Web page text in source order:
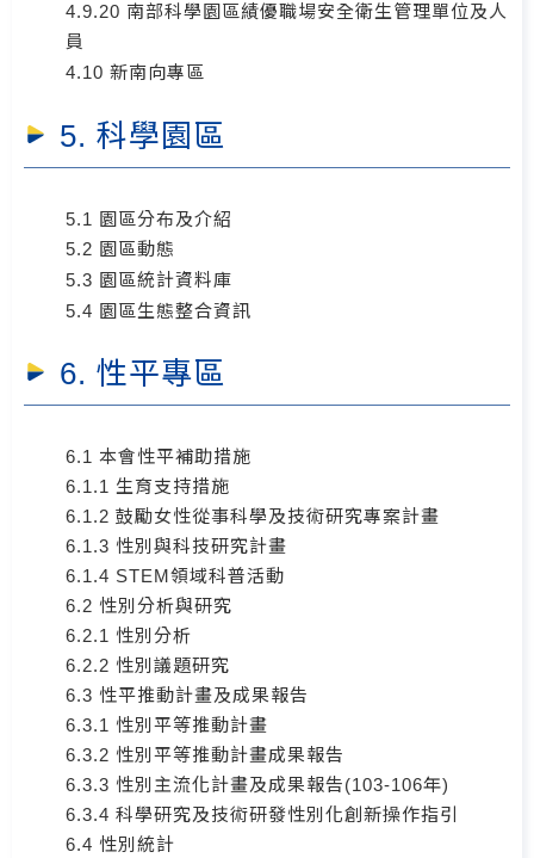
4.9.20 南部科學園區績優職場安全衛生管理單位及人
員
4.10 新南向專區
5. 科學園區
5.1 園區分布及介紹
5.2 園區動態
5.3 園區統計資料庫
5.4 園區生態整合資訊
6. 性平專區
6.1 本會性平補助措施
6.1.1 生育支持措施
6.1.2 鼓勵女性從事科學及技術研究專案計畫
6.1.3 性別與科技研究計畫
6.1.4 STEM領域科普活動
6.2 性別分析與研究
6.2.1 性別分析
6.2.2 性別議題研究
6.3 性平推動計畫及成果報告
6.3.1 性別平等推動計畫
6.3.2 性別平等推動計畫成果報告
6.3.3 性別主流化計畫及成果報告(103-106年)
6.3.4 科學研究及技術研發性別化創新操作指引
6.4 性別統計